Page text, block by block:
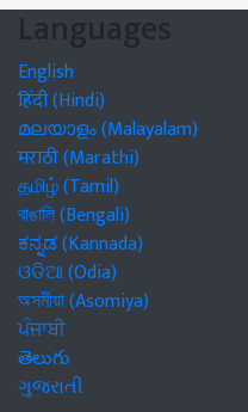
Languages
English
हिंदी (Hindi)
മലയാളം (Malayalam)
मराठी (Marathi)
தமிழ் (Tamil)
বাঙালি (Bengali)
ಕನ್ನಡ (Kannada)
ଓଡିଆ (Odia)
অসমীয়া (Asomiya)
ਪੰਜਾਬੀ
తెలుగు
ગુજરાતી